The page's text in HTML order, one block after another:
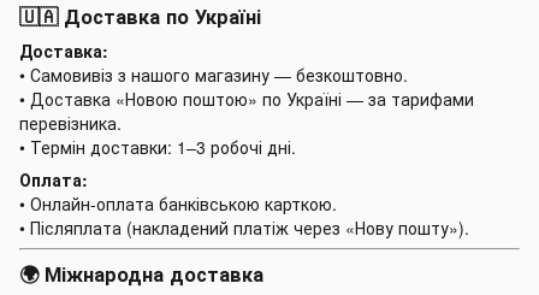
🇺🇦 Доставка по Україні
Доставка:
• Самовивіз з нашого магазину — безкоштовно.
• Доставка «Новою поштою» по Україні — за тарифами
перевізника.
• Термін доставки: 1–3 робочі дні.
Оплата:
• Онлайн-оплата банківською карткою.
• Післяплата (накладений платіж через «Нову пошту»).
🌍 Міжнародна доставка